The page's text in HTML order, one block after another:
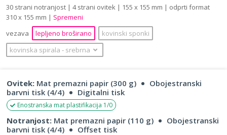
30 strani notranjost | 4 strani ovitek | 155 x 155 mm | odprti format
310 x 155 mm | Spremeni
vezava
lepljeno broširano
kovinski sponki
kovinska spirala ‐ srebrna
Ovitek: Mat premazni papir (300 g)
Obojestranski
barvni tisk (4/4)
Digitalni tisk
Enostranska mat plastifikacija 1/0
Notranjost: Mat premazni papir (110 g)
Obojestranski
barvni tisk (4/4)
Offset tisk